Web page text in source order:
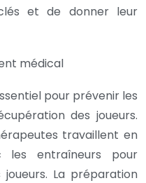
et de donner leur
médical
pour prévenir les
des joueurs.
travaillent en
les entraîneurs pour
La préparation